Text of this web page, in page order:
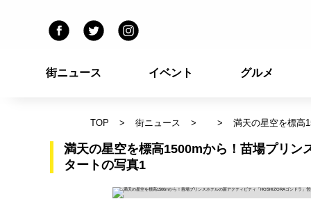
街ニュース イベント グルメ
TOP 街ニュース 満天の星空を標高
満天の星空を標高1500mから！苗場プリン
タートの写真1